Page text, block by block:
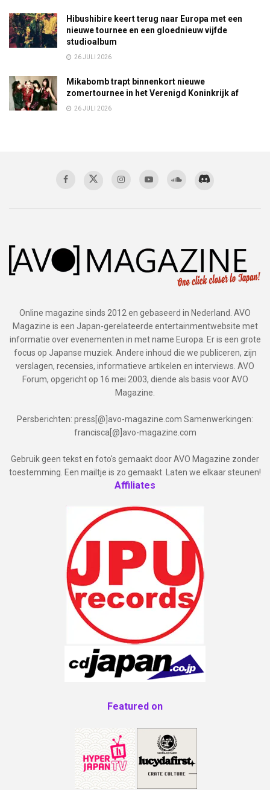
Hibushibire keert terug naar Europa met een
nieuwe tournee en een gloednieuw vijfde
studioalbum
26 JULI 2026
Mikabomb trapt binnenkort nieuwe
zomertournee in het Verenigd Koninkrijk af
26 JULI 2026
Online magazine sinds 2012 en gebaseerd in Nederland. AVO
Magazine is een Japan-gerelateerde entertainmentwebsite met
informatie over evenementen in met name Europa. Er is een grote
focus op Japanse muziek. Andere inhoud die we publiceren, zijn
verslagen, recensies, informatieve artikelen en interviews. AVO
Forum, opgericht op 16 mei 2003, diende als basis voor AVO
Magazine.
Persberichten: press[@]avo-magazine.com Samenwerkingen:
francisca[@]avo-magazine.com
Gebruik geen tekst en foto's gemaakt door AVO Magazine zonder
toestemming. Een mailtje is zo gemaakt. Laten we elkaar steunen!
Affiliates
Featured on